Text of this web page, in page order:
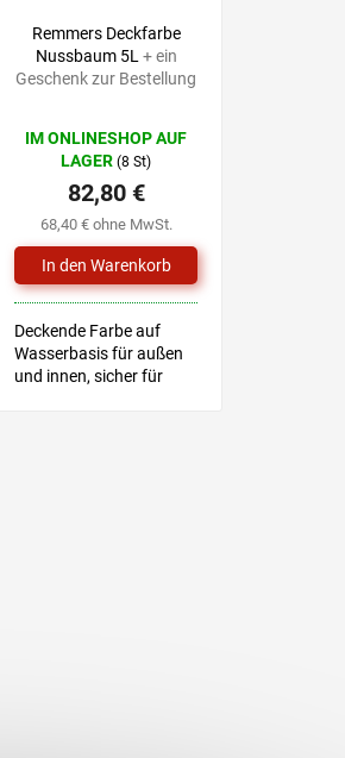
Remmers Deckfarbe
Nussbaum 5L + ein
Geschenk zur Bestellung
IM ONLINESHOP AUF
LAGER(8 St)
68,40 € ohne MwSt.
82,80 €
Deckende Farbe auf
Wasserbasis für außen
und innen, sicher für